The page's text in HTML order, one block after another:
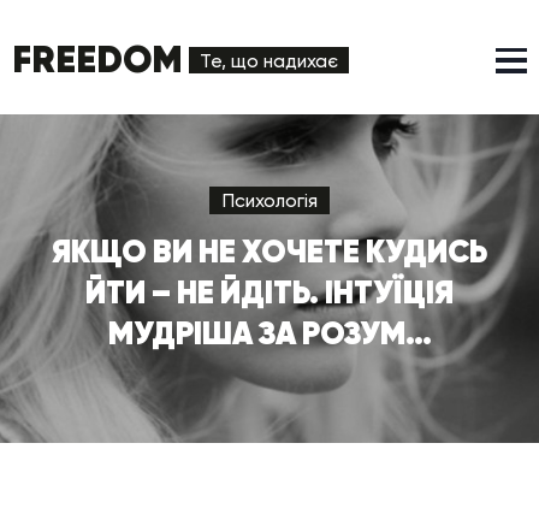
FREEDOM Те, що надихає
Психологія
ЯКЩО ВИ НЕ ХОЧЕТЕ КУДИСЬ
ЙТИ – НЕ ЙДІТЬ. ІНТУЇЦІЯ
МУДРІША ЗА РОЗУМ…